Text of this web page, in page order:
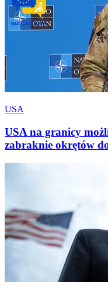
USA
USA na granicy
zabraknie okrętów